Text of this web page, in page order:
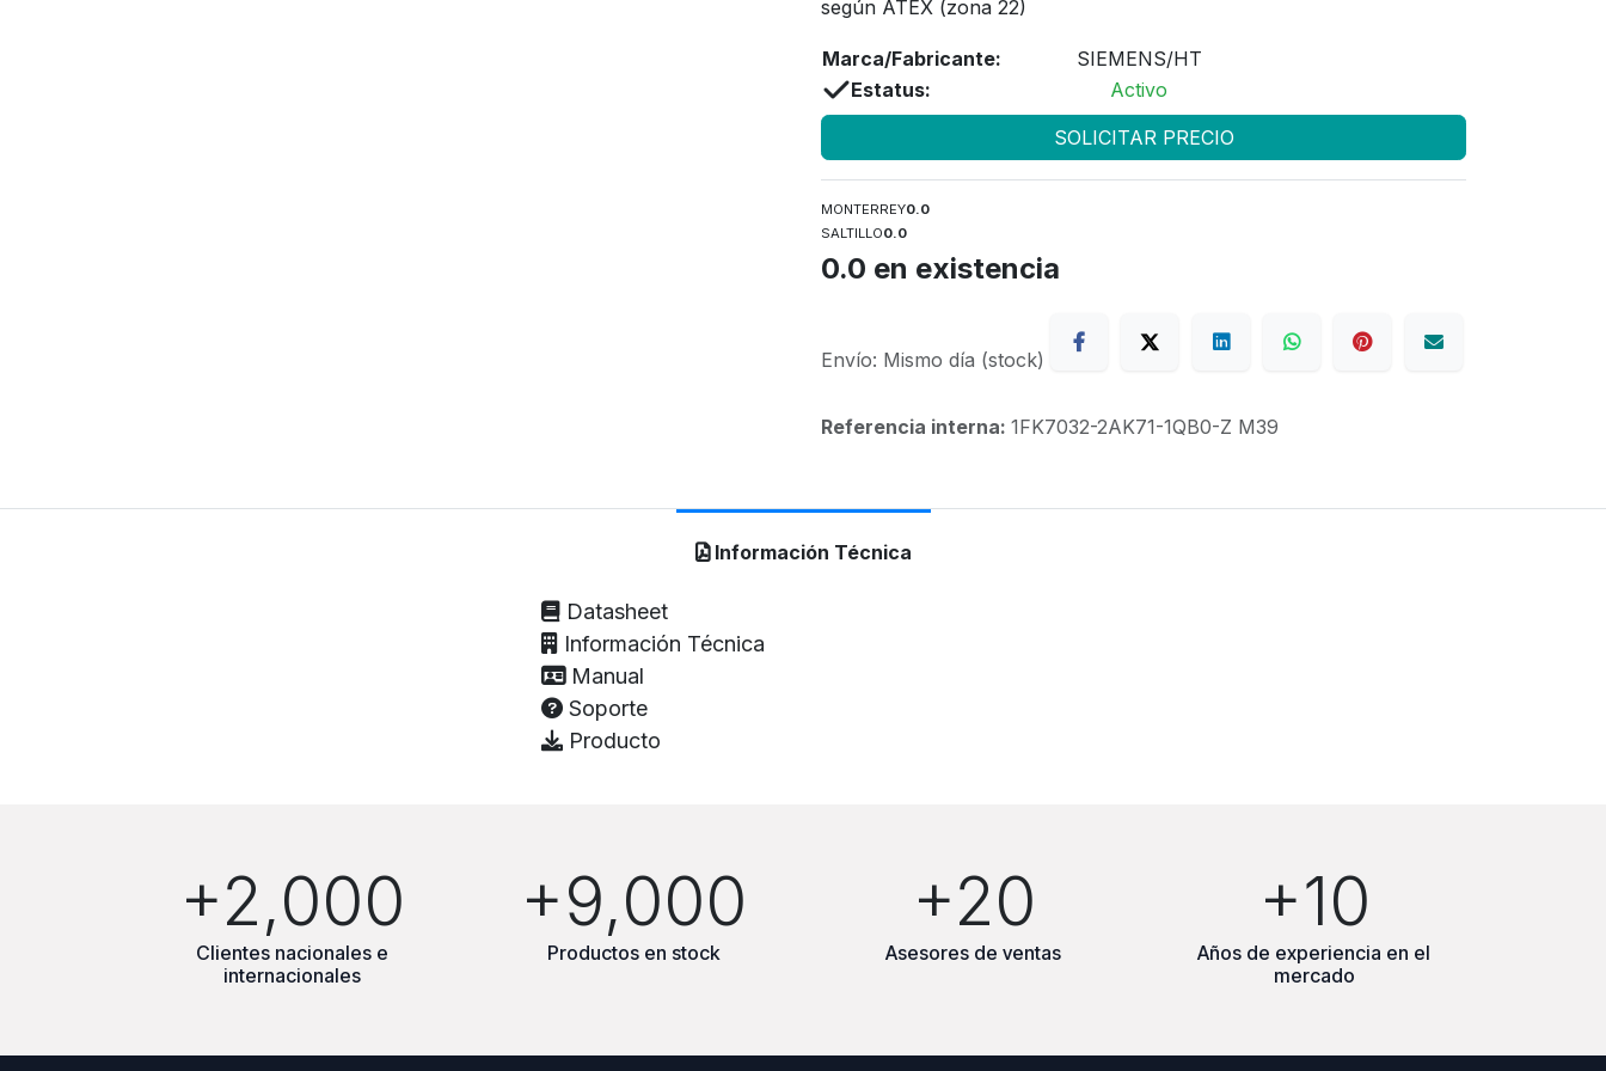
según ATEX (zona 22)
Marca/Fabricante:
SIEMENS/HT
Estatus:
Activo
SOLICITAR PRECIO
MONTERREY0.0
SALTILLO0.0
0.0 en existencia
Envío: Mismo día (stock)
Referencia interna: 1FK7032-2AK71-1QB0-Z M39
Información Técnica
Datasheet
Información Técnica
Manual
Soporte
Producto
+2,000
Clientes nacionales e
internacionales
+9,000
Productos en stock
+20
Asesores de ventas
+10
Años de experiencia en el
mercado